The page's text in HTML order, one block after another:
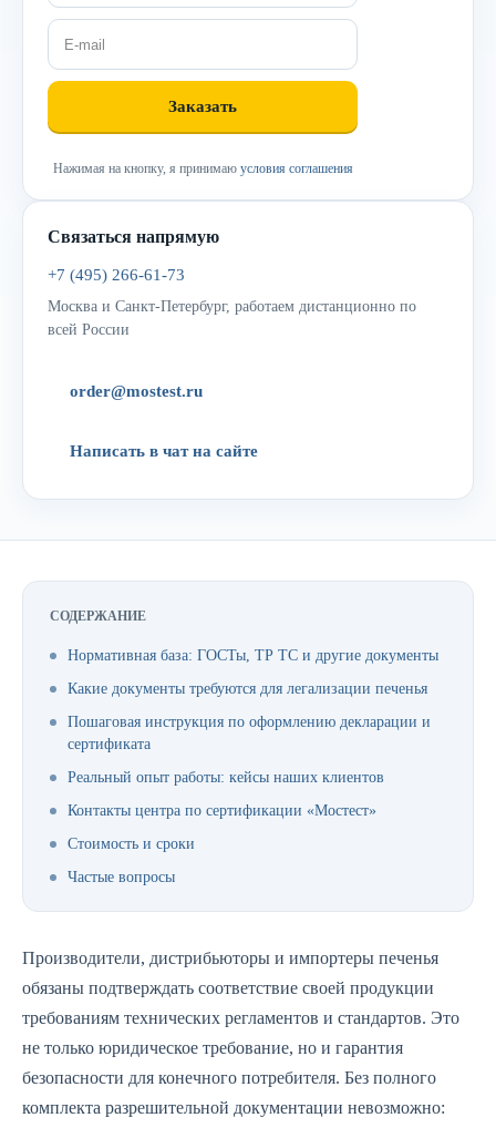
Нажимая на кнопку, я принимаю условия соглашения
Связаться напрямую
+7 (495) 266-61-73
Москва и Санкт-Петербург, работаем дистанционно по
всей России
order@mostest.ru
Написать в чат на сайте
СОДЕРЖАНИЕ
Нормативная база: ГОСТы, ТР ТС и другие документы
Какие документы требуются для легализации печенья
Пошаговая инструкция по оформлению декларации и
сертификата
Реальный опыт работы: кейсы наших клиентов
Контакты центра по сертификации «Мостест»
Стоимость и сроки
Частые вопросы
Производители, дистрибьюторы и импортеры печенья
обязаны подтверждать соответствие своей продукции
требованиям технических регламентов и стандартов. Это
не только юридическое требование, но и гарантия
безопасности для конечного потребителя. Без полного
комплекта разрешительной документации невозможно: